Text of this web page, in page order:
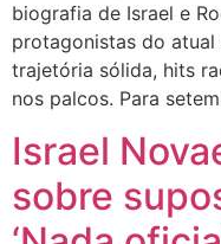
biografia de Israel e
protagonistas do
trajetória sólida, hits
nos palcos. Para
Israel
sobre